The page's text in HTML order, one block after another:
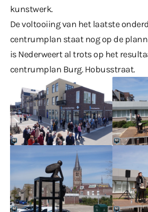
kunstwerk.
De voltooiing van het laatste
centrumplan staat nog op de
is Nederweert al trots op het
centrumplan Burg. Hobusstraat.